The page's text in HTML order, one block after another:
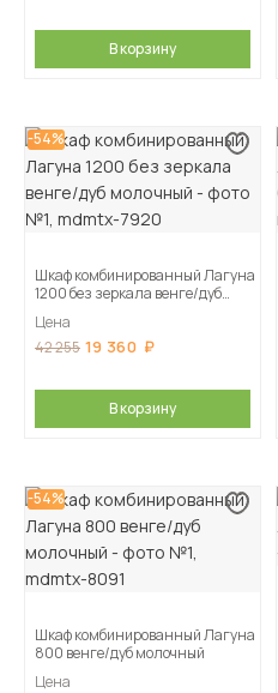
В корзину
-54%
Шкаф комбинированный Лагуна
1200 без зеркала венге/дуб
Цена
42 255 19 360
В корзину
-54%
Шкаф комбинированный Лагуна
800 венге/дуб молочный
Цена